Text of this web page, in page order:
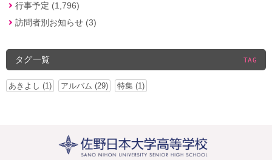
行事予定 (1,796)
訪問者別お知らせ (3)
タグ一覧 TAG
あきよし (1) アルバム (29) 特集 (1)